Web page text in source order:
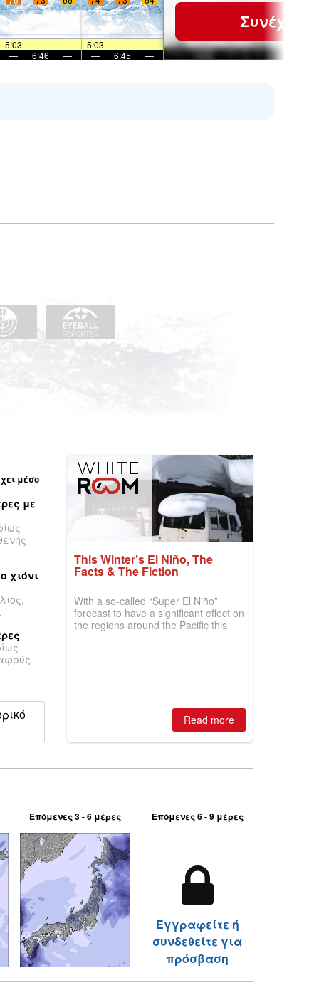
5:03 — — 5:03 —
—
— 6:46 — — 6:45 —
Συνέχεια
μέσο
με
χιόνι
This Winter’s El Niño, The
Facts & The Fiction
With a so-called “Super El Niño”
forecast to have a significant effect on
the regions around the Pacific this
Read more
Επόμενες 3 - 6 μέρες Επόμενες 6 - 9 μέρες
Εγγραφείτε ή
συνδεθείτε για
πρόσβαση